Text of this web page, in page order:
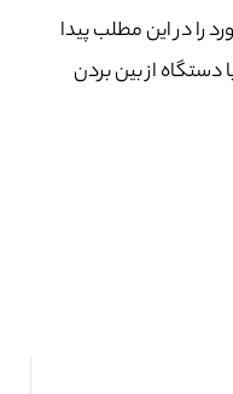
را در این مطلب پیدا
از بین بردن